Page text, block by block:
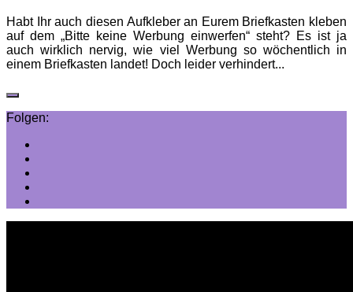
Habt Ihr auch diesen Aufkleber an Eurem Briefkasten kleben
auf dem „Bitte keine Werbung einwerfen“ steht? Es ist ja
auch wirklich nervig, wie viel Werbung so wöchentlich in
einem Briefkasten landet! Doch leider verhindert...
Folgen: